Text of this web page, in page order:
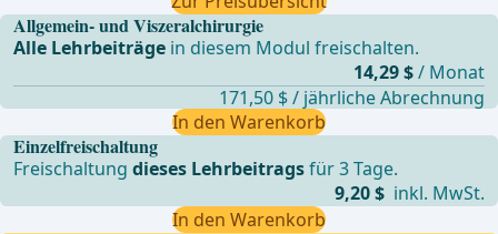
Einzelfreischaltung
Freischaltungdieses Lehrbeitragsfür 3 Tage.
9,20 $ inkl. MwSt.
In den Warenkorb
Allgemein- und Viszeralchirurgie
Alle Lehrbeiträge in diesem Modul freischalten.
14,29 $/ Monat
171,50 $ / jährliche Abrechnung
In den Warenkorb